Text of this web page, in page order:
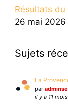
Résultats
26 mai 2026
Sujets
La
par
il y a 11 mois